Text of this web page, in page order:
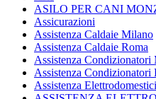
ASILO PER CANI
Assicurazioni
Assistenza Caldaie Milano
Assistenza Caldaie Roma
Assistenza Condizionatori
Assistenza Condizionatori
Assistenza Elettrodomestici